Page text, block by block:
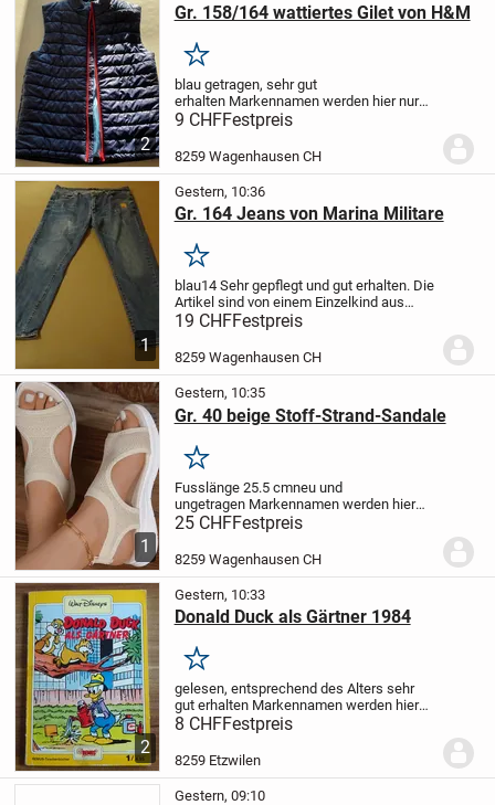
2
Gr. 158/164 wattiertes Gilet von H&M
Merken
blau getragen, sehr gut
erhalten Markennamen werden hier nur
benutzt, um die Qualität der Ware
aufzuzeigen und stellen keine
Schutzrechtsverletzungen dar.
Artikel werden ohne Garantie und...
9 CHFFestpreis
8259 Wagenhausen CH
1
Gestern, 10:36
Gr. 164 Jeans von Marina Militare
Merken
blau14 Sehr gepflegt und gut erhalten. Die
Artikel sind von einem Einzelkind aus
einem Nichtraucherhaushalt.
Markennamen werden hier nur benutzt,
um die Qualität der Ware aufzuzeigen
19 CHFFestpreis
8259 Wagenhausen CH
1
Gestern, 10:35
Gr. 40 beige Stoff-Strand-Sandale
Merken
Fusslänge 25.5 cmneu und
ungetragen Markennamen werden hier
nur benutzt, um die Qualität der Ware
aufzuzeigen und stellen keine
Schutzrechtsverletzungen dar.
Artikel werden ohne Garantie und...
25 CHFFestpreis
8259 Wagenhausen CH
2
Gestern, 10:33
Donald Duck als Gärtner 1984
Merken
gelesen, entsprechend des Alters sehr
gut erhalten Markennamen werden hier
nur benutzt, um die Qualität der Ware
aufzuzeigen und stellen keine
Schutzrechtsverletzungen dar.
8 CHFFestpreis
8259 Etzwilen
Gestern, 09:10